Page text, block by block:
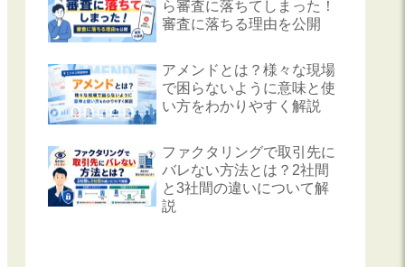
ら審査に落ちてしまった！
審査に落ちる理由を公開
アメンドとは？様々な現場
で困らないように意味と使
い方をわかりやすく解説
ファクタリングで取引先に
バレない方法とは？2社間
と3社間の違いについて解
説